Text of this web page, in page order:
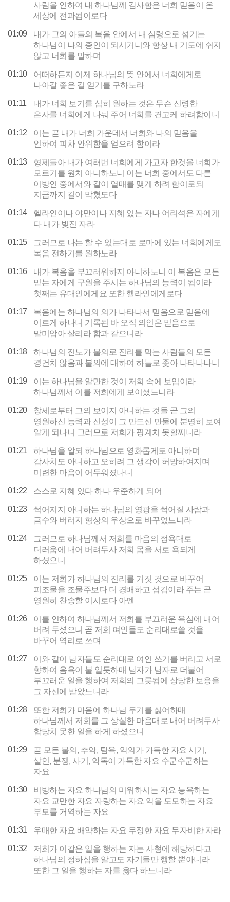
사람을 인하여 내 하나님께 감사함은 너희 믿음이 온
세상에 전파됨이로다
01:09
내가 그의 아들의 복음 안에서 내 심령으로 섬기는
하나님이 나의 증인이 되시거니와 항상 내 기도에 쉬지
않고 너희를 말하며
01:10
어떠하든지 이제 하나님의 뜻 안에서 너희에게로
나아갈 좋은 길 얻기를 구하노라
01:11
내가 너희 보기를 심히 원하는 것은 무슨 신령한
은사를 너희에게 나눠 주어 너희를 견고케 하려함이니
01:12
이는 곧 내가 너희 가운데서 너희와 나의 믿음을
인하여 피차 안위함을 얻으려 함이라
01:13
형제들아 내가 여러번 너희에게 가고자 한것을 너희가
모르기를 원치 아니하노니 이는 너희 중에서도 다른
이방인 중에서와 같이 열매를 맺게 하려 함이로되
지금까지 길이 막혔도다
01:14
헬라인이나 야만이나 지혜 있는 자나 어리석은 자에게
다 내가 빚진 자라
01:15
그러므로 나는 할 수 있는대로 로마에 있는 너희에게도
복음 전하기를 원하노라
01:16
내가 복음을 부끄러워하지 아니하노니 이 복음은 모든
믿는 자에게 구원을 주시는 하나님의 능력이 됨이라
첫째는 유대인에게요 또한 헬라인에게로다
01:17
복음에는 하나님의 의가 나타나서 믿음으로 믿음에
이르게 하나니 기록된 바 오직 의인은 믿음으로
말미암아 살리라 함과 같으니라
01:18
하나님의 진노가 불의로 진리를 막는 사람들의 모든
경건치 않음과 불의에 대하여 하늘로 좇아 나타나나니
01:19
이는 하나님을 알만한 것이 저희 속에 보임이라
하나님께서 이를 저희에게 보이셨느니라
01:20
창세로부터 그의 보이지 아니하는 것들 곧 그의
영원하신 능력과 신성이 그 만드신 만물에 분명히 보여
알게 되나니 그러므로 저희가 핑계치 못할찌니라
01:21
하나님을 알되 하나님으로 영화롭게도 아니하며
감사치도 아니하고 오히려 그 생각이 허망하여지며
미련한 마음이 어두워졌나니
01:22 스스로 지혜 있다 하나 우준하게 되어
01:23
썩어지지 아니하는 하나님의 영광을 썩어질 사람과
금수와 버러지 형상의 우상으로 바꾸었느니라
01:24
그러므로 하나님께서 저희를 마음의 정욕대로
더러움에 내어 버려두사 저희 몸을 서로 욕되게
하셨으니
01:25
이는 저희가 하나님의 진리를 거짓 것으로 바꾸어
피조물을 조물주보다 더 경배하고 섬김이라 주는 곧
영원히 찬송할 이시로다 아멘
01:26
이를 인하여 하나님께서 저희를 부끄러운 욕심에 내어
버려 두셨으니 곧 저희 여인들도 순리대로쓸 것을
바꾸어 역리로 쓰며
01:27
이와 같이 남자들도 순리대로 여인 쓰기를 버리고 서로
향하여 음욕이 불 일듯하매 남자가 남자로 더불어
부끄러운 일을 행하여 저희의 그릇됨에 상당한 보응을
그 자신에 받았느니라
01:28
또한 저희가 마음에 하나님 두기를 싫어하매
하나님께서 저희를 그 상실한 마음대로 내어 버려두사
합당치 못한 일을 하게 하셨으니
01:29
곧 모든 불의, 추악, 탐욕, 악의가 가득한 자요 시기,
살인, 분쟁, 사기, 악독이 가득한 자요 수군수군하는
자요
01:30
비방하는 자요 하나님의 미워하시는 자요 능욕하는
자요 교만한 자요 자랑하는 자요 악을 도모하는 자요
부모를 거역하는 자요
01:31 우매한 자요 배약하는 자요 무정한 자요 무자비한 자라
01:32
저희가 이같은 일을 행하는 자는 사형에 해당하다고
하나님의 정하심을 알고도 자기들만 행할 뿐아니라
또한 그 일을 행하는 자를 옳다 하느니라